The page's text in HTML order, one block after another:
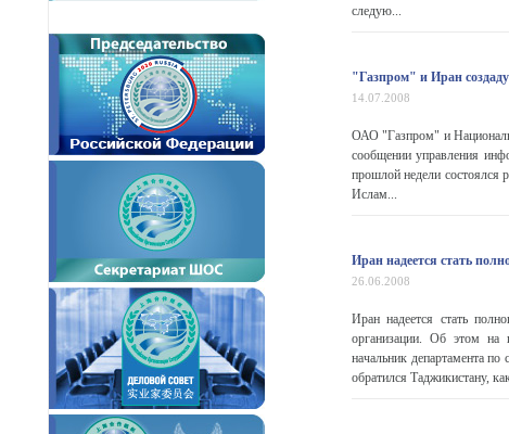
следую...
"Газпром" и Иран
14.07.2008
ОАО "Газпром" и
сообщении управления
прошлой недели состоялся
Ислам...
Иран надеется стать
26.06.2008
Иран надеется стать
организации. Об этом на
начальник департамента
обратился Таджикистану,